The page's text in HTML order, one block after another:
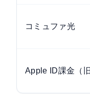
コミュファ光
Apple ID課金（旧